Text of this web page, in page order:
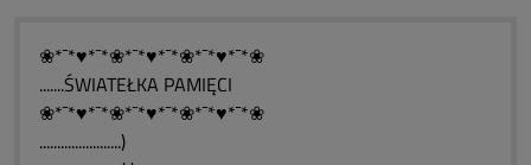
❀*¯*♥*¯*❀*¯*♥*¯*❀*¯*♥*¯*❀
.......ŚWIATEŁKA PAMIĘCI
❀*¯*♥*¯*❀*¯*♥*¯*❀*¯*♥*¯*❀
.......................)